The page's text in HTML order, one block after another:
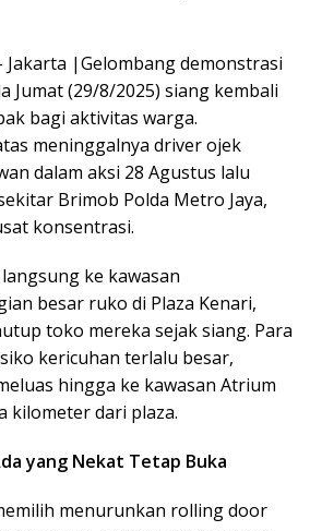
Jakarta |Gelombang demonstrasi
Jumat (29/8/2025) siang kembali
bagi aktivitas warga.
meninggalnya driver ojek
dalam aksi 28 Agustus lalu
Brimob Polda Metro Jaya,
konsentrasi.
ke kawasan
besar ruko di Plaza Kenari,
toko mereka sejak siang. Para
kericuhan terlalu besar,
hingga ke kawasan Atrium
kilometer dari plaza.
yang Nekat Tetap Buka
menurunkan rolling door